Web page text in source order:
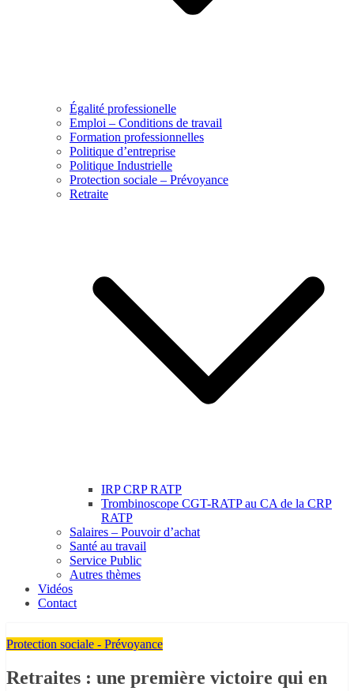
Égalité professionelle
Emploi – Conditions de travail
Formation professionnelles
Politique d’entreprise
Politique Industrielle
Protection sociale – Prévoyance
Retraite
IRP CRP RATP
Trombinoscope CGT-RATP au CA de la CRP
RATP
Salaires – Pouvoir d’achat
Santé au travail
Service Public
Autres thèmes
Vidéos
Contact
Protection sociale - Prévoyance
Retraites : une première victoire qui en